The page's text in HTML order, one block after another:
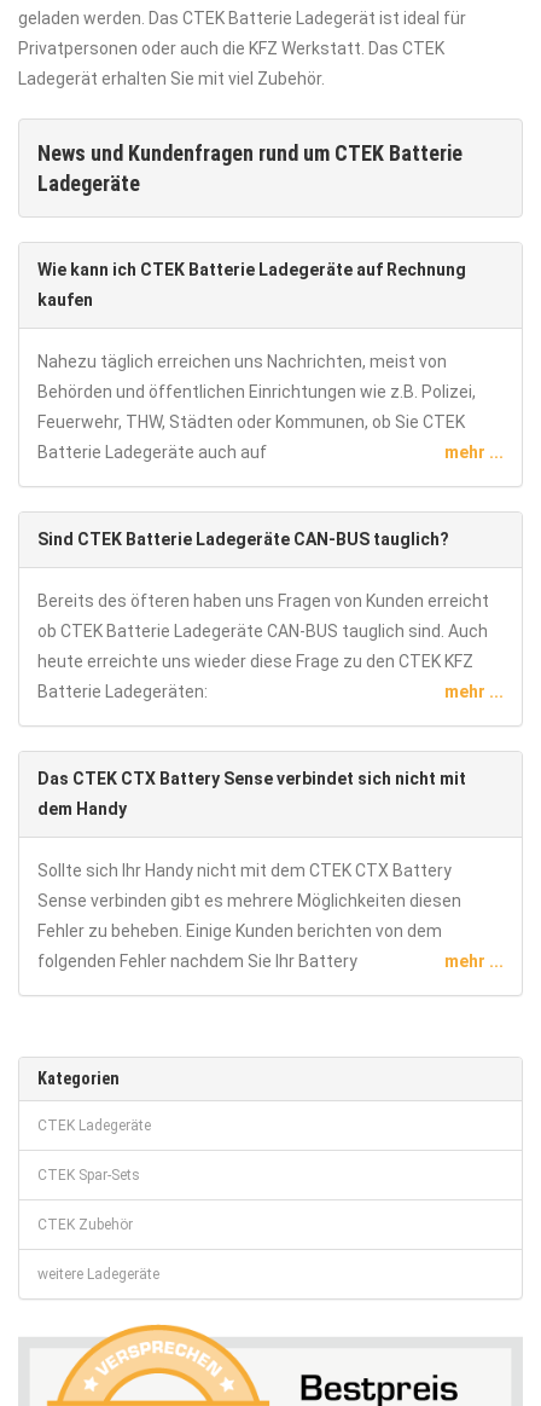
geladen werden. Das CTEK Batterie Ladegerät ist ideal für
Privatpersonen oder auch die KFZ Werkstatt. Das CTEK
Ladegerät erhalten Sie mit viel Zubehör.
News und Kundenfragen rund um CTEK Batterie
Ladegeräte
Wie kann ich CTEK Batterie Ladegeräte auf Rechnung
kaufen
Nahezu täglich erreichen uns Nachrichten, meist von
Behörden und öffentlichen Einrichtungen wie z.B. Polizei,
Feuerwehr, THW, Städten oder Kommunen, ob Sie CTEK
Batterie Ladegeräte auch auf
mehr ...
Sind CTEK Batterie Ladegeräte CAN-BUS tauglich?
Bereits des öfteren haben uns Fragen von Kunden erreicht
ob CTEK Batterie Ladegeräte CAN-BUS tauglich sind. Auch
heute erreichte uns wieder diese Frage zu den CTEK KFZ
Batterie Ladegeräten:
mehr ...
Das CTEK CTX Battery Sense verbindet sich nicht mit
dem Handy
Sollte sich Ihr Handy nicht mit dem CTEK CTX Battery
Sense verbinden gibt es mehrere Möglichkeiten diesen
Fehler zu beheben. Einige Kunden berichten von dem
folgenden Fehler nachdem Sie Ihr Battery
mehr ...
Kategorien
CTEK Ladegeräte
CTEK Spar-Sets
CTEK Zubehör
weitere Ladegeräte